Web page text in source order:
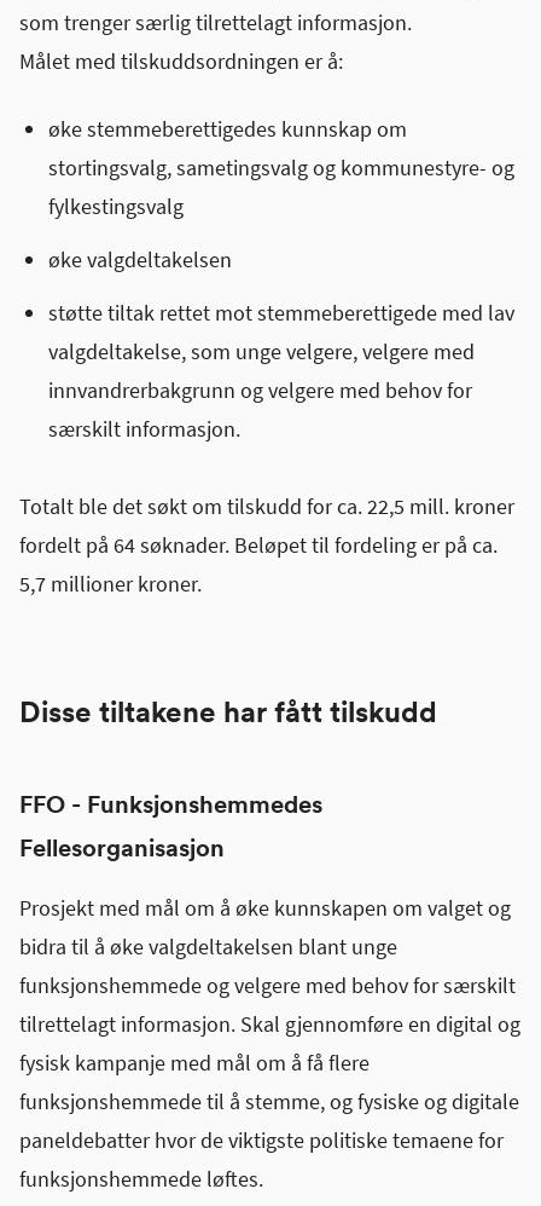
som trenger særlig tilrettelagt informasjon.
Målet med tilskuddsordningen er å:
øke stemmeberettigedes kunnskap om
stortingsvalg, sametingsvalg og kommunestyre- og
fylkestingsvalg
øke valgdeltakelsen
støtte tiltak rettet mot stemmeberettigede med lav
valgdeltakelse, som unge velgere, velgere med
innvandrerbakgrunn og velgere med behov for
særskilt informasjon.
Totalt ble det søkt om tilskudd for ca. 22,5 mill. kroner
fordelt på 64 søknader. Beløpet til fordeling er på ca.
5,7 millioner kroner.
Disse tiltakene har fått tilskudd
FFO - Funksjonshemmedes
Fellesorganisasjon
Prosjekt med mål om å øke kunnskapen om valget og
bidra til å øke valgdeltakelsen blant unge
funksjonshemmede og velgere med behov for særskilt
tilrettelagt informasjon. Skal gjennomføre en digital og
fysisk kampanje med mål om å få flere
funksjonshemmede til å stemme, og fysiske og digitale
paneldebatter hvor de viktigste politiske temaene for
funksjonshemmede løftes.